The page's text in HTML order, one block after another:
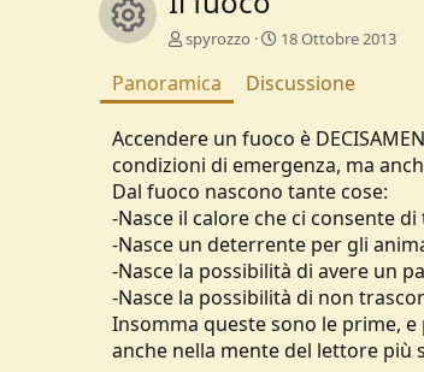
Resource icon
A
t
o
e
spyrozzo
C
e
i
o
n
d
a
t
e
18 Ottobre 2013
Panoramica Discussione
Accendere un fuoco è
condizioni di emergenza, ma
Dal fuoco nascono tante cose:
-Nasce il calore che ci consente
-Nasce un deterrente per gli
-Nasce la possibilità di avere un
-Nasce la possibilità di non
Insomma queste sono le prime,
anche nella mente del lettore più